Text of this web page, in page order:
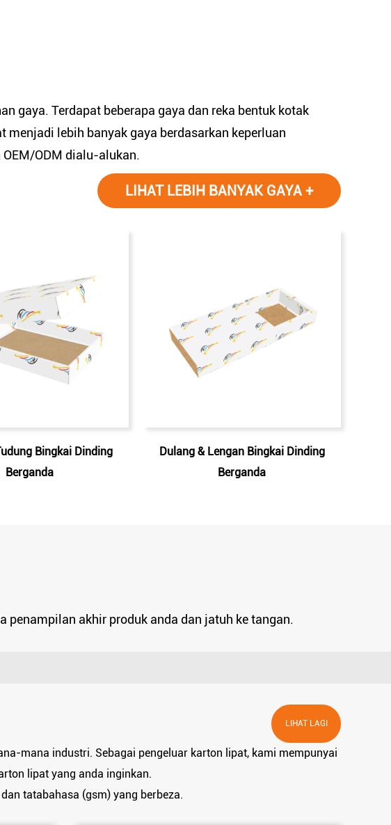
gaya. Terdapat beberapa gaya dan reka bentuk kotak
lebih banyak gaya berdasarkan keperluan
ODM dialu-alukan.
LIHAT LEBIH BANYAK GAYA +
Bingkai Dinding
Berganda
Dulang & Lengan Bingkai Dinding
Berganda
penampilan akhir produk anda dan jatuh ke tangan.
LIHAT LAGI
mana industri. Sebagai pengeluar karton lipat, kami mempunyai
lipat yang anda inginkan.
tatabahasa (gsm) yang berbeza.